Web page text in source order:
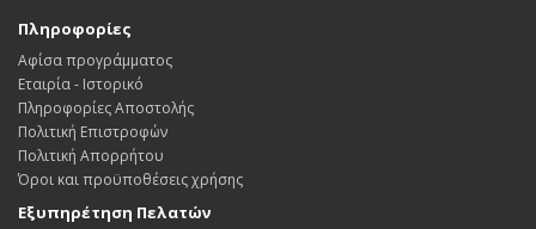
Πληροφορίες
Αφίσα προγράμματος
Εταιρία - Ιστορικό
Πληροφορίες Αποστολής
Πολιτική Επιστροφών
Πολιτική Απορρήτου
Όροι και προϋποθέσεις χρήσης
Εξυπηρέτηση Πελατών